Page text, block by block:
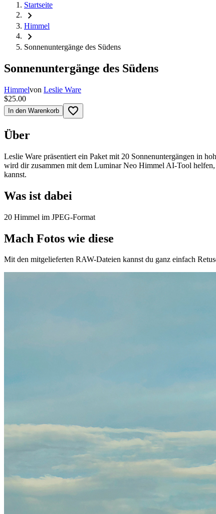
Startseite
chevron_right
Himmel
chevron_right
Sonnenuntergänge des Südens
Sonnenuntergänge des Südens
Himmelvon Leslie Ware
$25.00
In den Warenkorb favorite_border
Über
Leslie Ware präsentiert ein Paket mit 20 Sonnenuntergängen in
wird dir zusammen mit dem Luminar Neo Himmel AI-Tool
kannst.
Was ist dabei
20 Himmel im JPEG-Format
Mach Fotos wie diese
Mit den mitgelieferten RAW-Dateien kannst du ganz einfach